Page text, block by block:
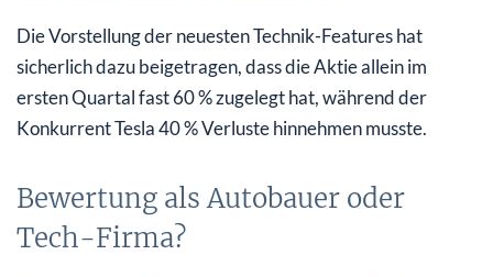
Die Vorstellung der neuesten Technik-Features hat
sicherlich dazu beigetragen, dass die Aktie allein im
ersten Quartal fast 60 % zugelegt hat, während der
Konkurrent Tesla 40 % Verluste hinnehmen musste.
Bewertung als Autobauer oder
Tech-Firma?